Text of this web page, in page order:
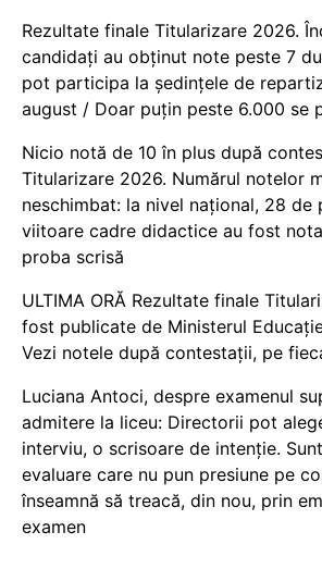
Rezultate finale Titularizare 2026.
candidați au obținut note peste 7
pot participa la ședințele de
august / Doar puțin peste 6.000 se
Nicio notă de 10 în plus după
Titularizare 2026. Numărul notelor
neschimbat: la nivel național, 28 de
viitoare cadre didactice au fost
proba scrisă
ULTIMA ORĂ Rezultate finale
fost publicate de Ministerul
Vezi notele după contestații, pe
Luciana Antoci, despre examenul
admitere la liceu: Directorii pot
interviu, o scrisoare de intenție.
evaluare care nu pun presiune pe
înseamnă să treacă, din nou, prin
examen